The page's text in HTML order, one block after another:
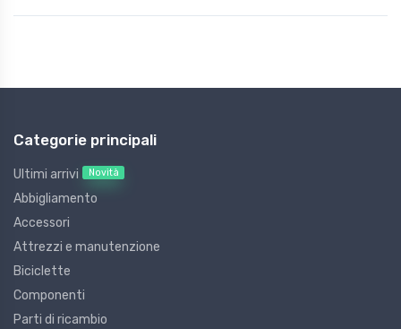
Categorie principali
Ultimi arrivi Novità
Abbigliamento
Accessori
Attrezzi e manutenzione
Biciclette
Componenti
Parti di ricambio